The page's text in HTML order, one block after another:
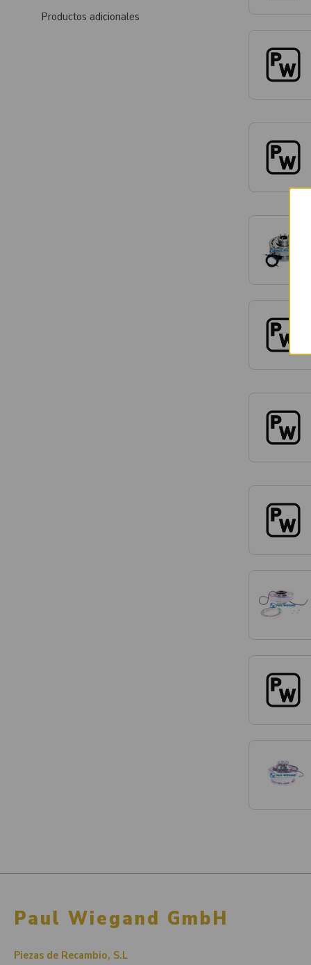
Productos adicionales
Paul Wiegand GmbH
Piezas de Recambio, S.L